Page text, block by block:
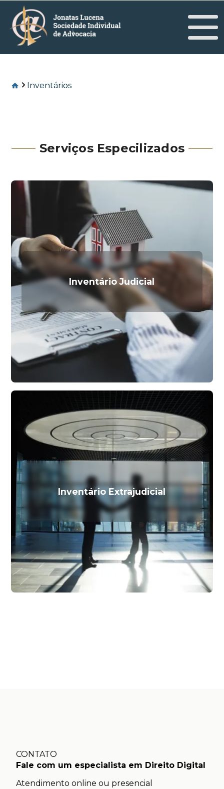
Inventários
Serviços Especilizados
Inventário Judicial
Inventário Extrajudicial
CONTATO
Fale com um especialista em Direito Digital
Atendimento online ou presencial